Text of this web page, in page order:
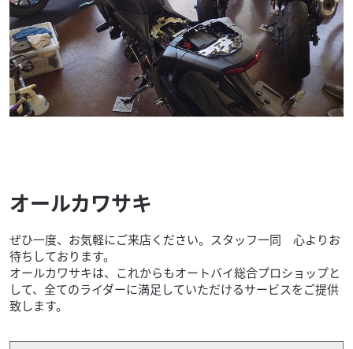
オールカワサキ
ぜひ一度、お気軽にご来店ください。スタッフ一同 心よりお
待ちしております。
オールカワサキは、これからもオートバイ総合プロショップと
して、全てのライダーに満足していただけるサービスをご提供
致します。